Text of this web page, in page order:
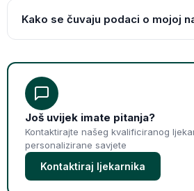
Kako se čuvaju podaci o mojoj
Još uvijek imate pitanja?
Kontaktirajte našeg kvalificiranog
personalizirane savjete
Kontaktiraj ljekarnika